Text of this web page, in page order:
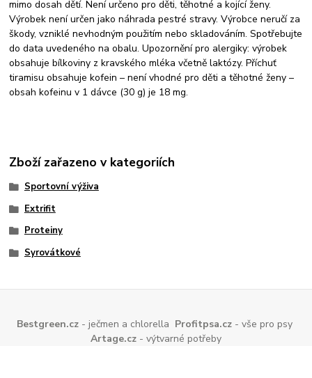
mimo dosah dětí. Není určeno pro děti, těhotné a kojící ženy.
Výrobek není určen jako náhrada pestré stravy. Výrobce neručí za
škody, vzniklé nevhodným použitím nebo skladováním. Spotřebujte
do data uvedeného na obalu. Upozornění pro alergiky: výrobek
obsahuje bílkoviny z kravského mléka včetně laktózy. Příchuť
tiramisu obsahuje kofein – není vhodné pro děti a těhotné ženy –
obsah kofeinu v 1 dávce (30 g) je 18 mg.
Zboží zařazeno v kategoriích
Sportovní výživa
Extrifit
Proteiny
Syrovátkové
Bestgreen.cz - ječmen a chlorella Profitpsa.cz - vše pro psy
Artage.cz - výtvarné potřeby